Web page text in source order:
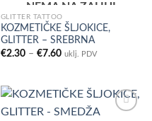
Add to
NEMA NA ZALIHI
GLITTER TATTOO
KOZMETIČKE ŠLJOKICE,
GLITTER – SREBRNA
€2.30 – €7.60Raspon
do
€7.60
uklj. PDV